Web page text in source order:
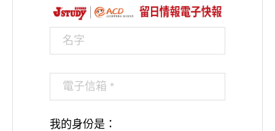
我的身份是：